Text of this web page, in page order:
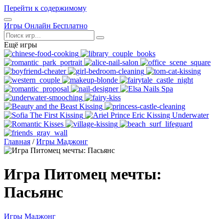
Перейти к содержимому
Открыть
меню
Игры Онлайн Бесплатно
Поиск
Ещё игры
Главная / Игры Маджонг
Игра Питомец мечты:
Пасьянс
Игры Маджонг